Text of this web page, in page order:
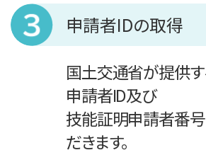
申請者IDの取得
国土交通省が提供
申請者ID及び
技能証明申請者番
だきます。